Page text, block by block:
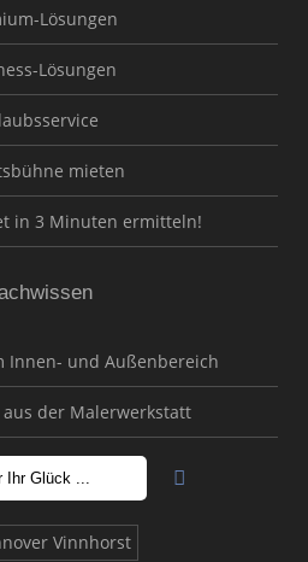
Lösungen
Lösungen
mieten
in 3 Minuten ermitteln!
Innen- und Außenbereich
aus der Malerwerkstatt
Vinnhorst